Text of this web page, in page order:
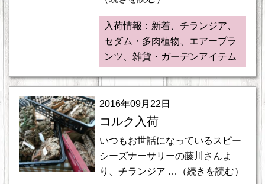
入荷情報：新着、チランジア、
セダム・多肉植物、エアープラ
ンツ、雑貨・ガーデンアイテム
2016年09月22日
コルク入荷
いつもお世話になっているスピー
シーズナーサリーの藤川さんよ
り、チランジア …（続きを読む）